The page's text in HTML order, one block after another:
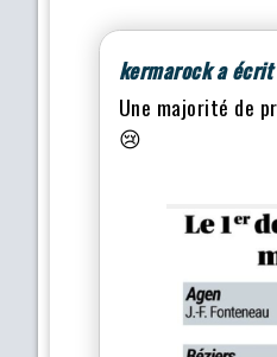
kermarock a
Une majorité de
😢